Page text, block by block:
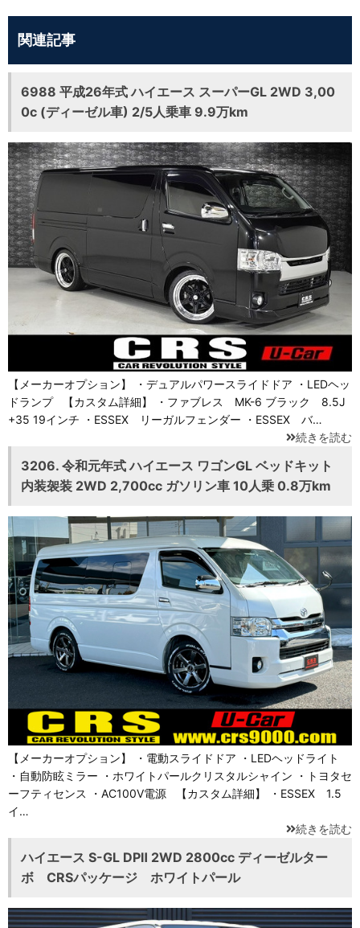
関連記事
6988 平成26年式 ハイエース スーパーGL 2WD 3,00
0c (ディーゼル車) 2/5人乗車 9.9万km
【メーカーオプション】 ・デュアルパワースライドドア ・LEDヘッ
ドランプ 【カスタム詳細】 ・ファブレス MK-6 ブラック 8.5J
+35 19インチ ・ESSEX リーガルフェンダー ・ESSEX バ…
続きを読む
3206. 令和元年式 ハイエース ワゴンGL ベッドキット
内装袈装 2WD 2,700cc ガソリン車 10人乗 0.8万km
【メーカーオプション】 ・電動スライドドア ・LEDヘッドライト
・自動防眩ミラー ・ホワイトパールクリスタルシャイン ・トヨタセ
ーフティセンス ・AC100V電源 【カスタム詳細】 ・ESSEX 1.5
イ…
続きを読む
ハイエース S-GL DPⅡ 2WD 2800cc ディーゼルター
ボ CRSパッケージ ホワイトパール